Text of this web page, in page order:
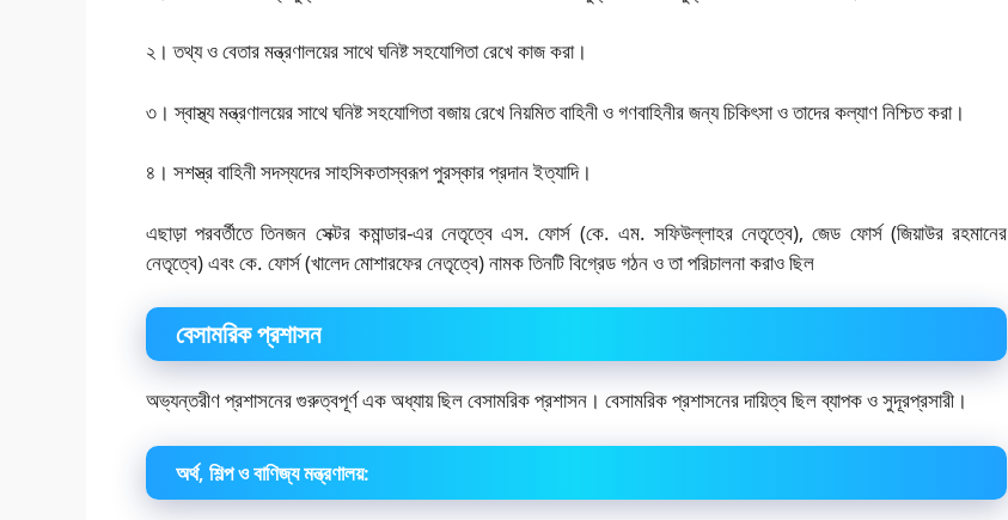
২। তথ্য ও বেতার মন্ত্রণালয়ের সাথে ঘনিষ্ট সহযোগিতা রেখে কাজ করা।
৩। স্বাস্থ্য মন্ত্রণালয়ের সাথে ঘনিষ্ট সহযোগিতা বজায় রেখে নিয়মিত বাহিনী ও গণবাহিনীর জন্য চিকিৎসা ও তাদের কল্যাণ নিশ্চিত করা।
৪। সশস্ত্র বাহিনী সদস্যদের সাহসিকতাস্বরূপ পুরস্কার প্রদান ইত্যাদি।
এছাড়া পরবর্তীতে তিনজন সেক্টর কমান্ডার-এর নেতৃত্বে এস. ফোর্স (কে. এম. সফিউল্লাহর নেতৃত্বে), জেড ফোর্স (জিয়াউর রহমানের
নেতৃত্বে) এবং কে. ফোর্স (খালেদ মোশারফের নেতৃত্বে) নামক তিনটি বিগ্রেড গঠন ও তা পরিচালনা করাও ছিল
বেসামরিক প্রশাসন
অভ্যন্তরীণ প্রশাসনের গুরুত্বপূর্ণ এক অধ্যায় ছিল বেসামরিক প্রশাসন। বেসামরিক প্রশাসনের দায়িত্ব ছিল ব্যাপক ও সুদূরপ্রসারী।
অর্থ, শিল্প ও বাণিজ্য মন্ত্রণালয়: